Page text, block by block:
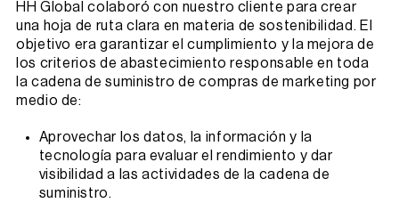
HH Global colaboró con nuestro cliente para crear
una hoja de ruta clara en materia de sostenibilidad. El
objetivo era garantizar el cumplimiento y la mejora de
los criterios de abastecimiento responsable en toda
la cadena de suministro de compras de marketing por
medio de:
Aprovechar los datos, la información y la
tecnología para evaluar el rendimiento y dar
visibilidad a las actividades de la cadena de
suministro.